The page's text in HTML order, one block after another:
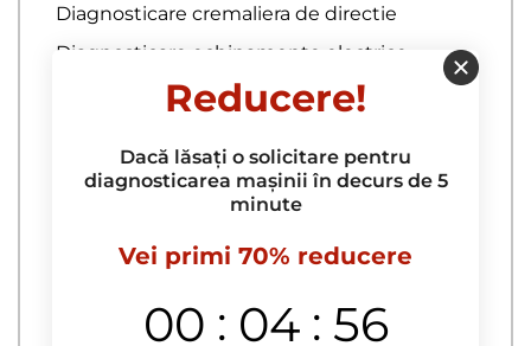
Diagnosticare cremaliera de directie
Diagnosticare echipamente electrice
Diagnosticare ECU
Repararea caroseriei
Acoperire capota cu peliculă
Reducere!
Dacă lăsați o solicitare pentru
diagnosticarea mașinii în decurs de 5
minute
Vei primi 70% reducere
00 : 04 : 55